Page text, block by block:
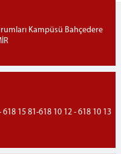
Kampüsü Bahçedere
618 15 81-618 10 12 - 618 10 13